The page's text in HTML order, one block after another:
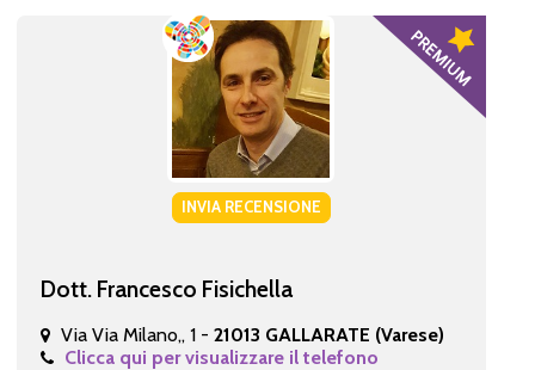
INVIA RECENSIONE
Dott. Francesco Fisichella
Via Via Milano,, 1 - 21013 GALLARATE (Varese)
Clicca qui per visualizzare il telefono